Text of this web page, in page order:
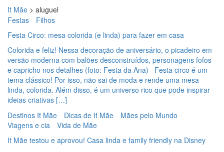
It Mãe > aluguel
Festas
Filhos
Festa Circo: mesa colorida (e linda) para fazer em casa
Colorida e feliz! Nessa decoração de aniversário, o picadeiro em
versão moderna com balões desconstruídos, personagens fofos
e capricho nos detalhes (foto: Festa da Ana) Festa circo é um
tema clássico! Por isso, não sai de moda e rende uma mesa
linda, colorida. Além disso, é um universo rico que pode inspirar
ideias criativas […]
Destinos It Mãe
Dicas de It Mãe
Mães pelo Mundo
Viagens e cia
Vida de Mãe
It Mãe testou e aprovou! Casa linda e family friendly na Disney